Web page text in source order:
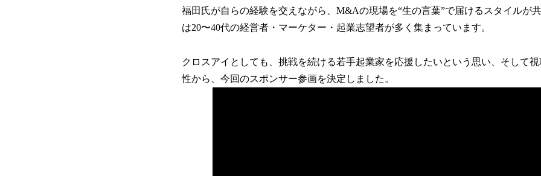
福田氏が自らの経験を交えながら、M&Aの現場を“生の言葉”で届けるスタイルが
は20〜40代の経営者・マーケター・起業志望者が多く集まっています。
クロスアイとしても、挑戦を続ける若手起業家を応援したいという思い、そして
性から、今回のスポンサー参画を決定しました。